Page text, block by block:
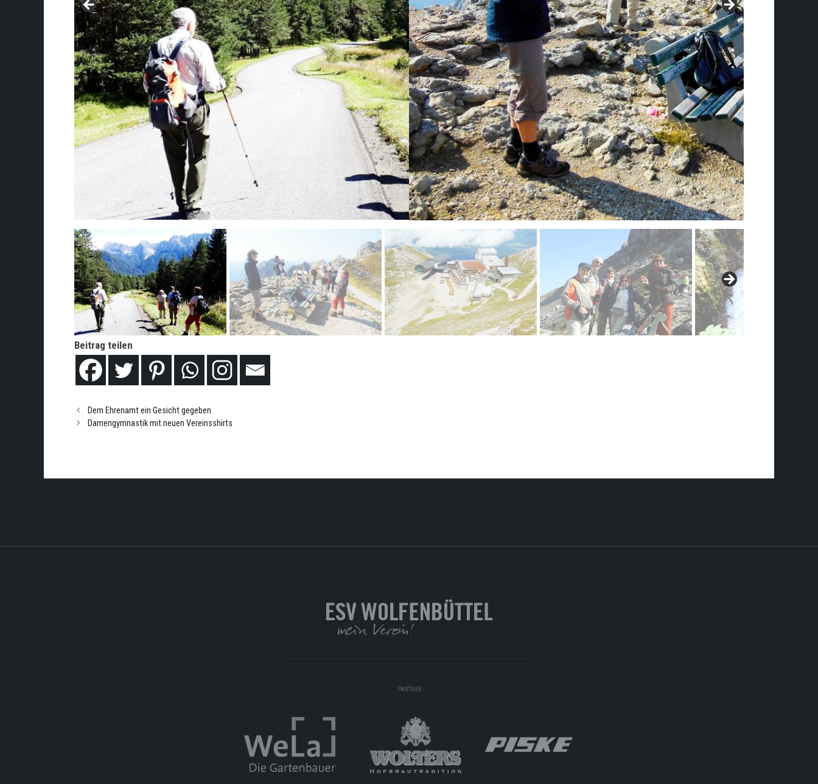
Beitrag teilen
Dem Ehrenamt ein Gesicht gegeben
Damengymnastik mit neuen Vereinsshirts
PARTNER